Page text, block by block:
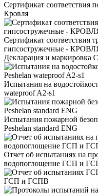
Сертификат соответствия
Кровля
Сертификат соответствия
гипсостружечные -
Декларация и маркировка
Испытания на
wateproof A2-s1
Испытания пожарной
Peshelan standard ENG
Отчет об испытаниях на
водопоглощение ГСП и
ГСП и ГСПВ